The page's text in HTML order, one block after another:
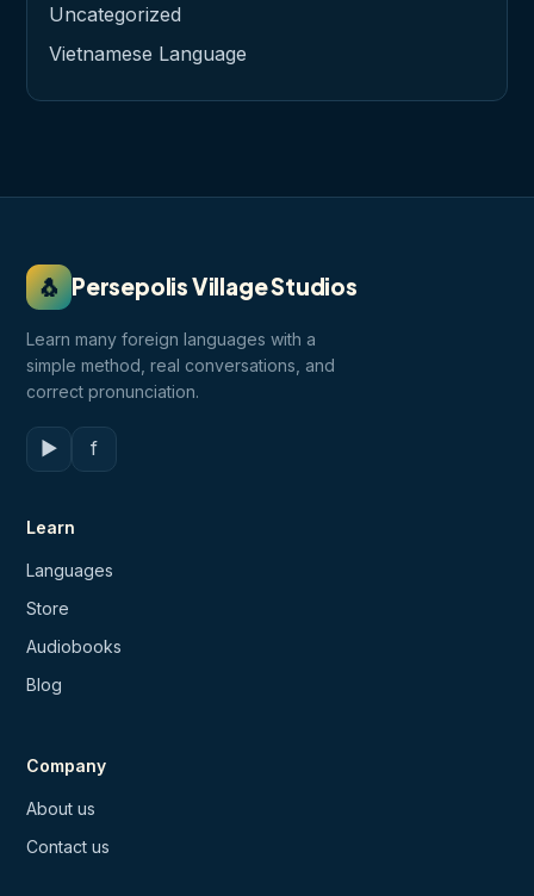
Uncategorized
Vietnamese Language
🐧 Persepolis Village Studios
Learn many foreign languages with a
simple method, real conversations, and
correct pronunciation.
▶ f
Learn
Languages
Store
Audiobooks
Blog
Company
About us
Contact us